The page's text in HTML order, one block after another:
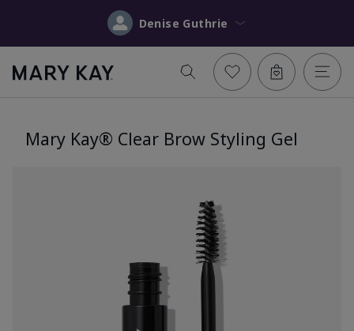
Denise Guthrie
Mary Kay® Clear Brow Styling Gel